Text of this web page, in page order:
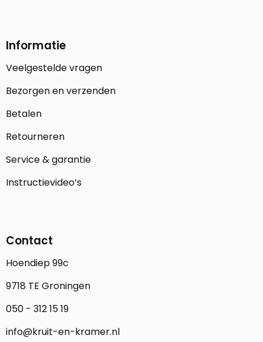
Informatie
Veelgestelde vragen
Bezorgen en verzenden
Betalen
Retourneren
Service & garantie
Instructievideo’s
Contact
Hoendiep 99c
9718 TE Groningen
050 - 312 15 19
info@kruit-en-kramer.nl